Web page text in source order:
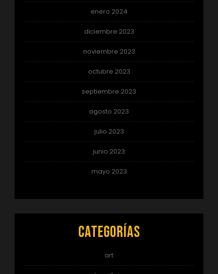
enero 2024
diciembre 2023
noviembre 2023
octubre 2023
septiembre 2023
agosto 2023
julio 2023
junio 2023
mayo 2023
Categorías
art